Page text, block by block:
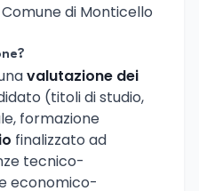
di Monticello
valutazione dei
(titoli di studio,
formazione
finalizzato ad
tecnico-
economico-